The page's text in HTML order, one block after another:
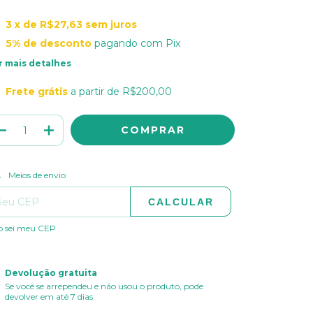
3 x de R$27,63 sem juros
5% de descontopagando com Pix
mais detalhes
Frete grátis a partir de R$200,00
para o CEP:
Meios de envio
CALCULAR
sei meu CEP
Devolução gratuita
Se você se arrependeu e não usou o produto, pode
devolver em até 7 dias.